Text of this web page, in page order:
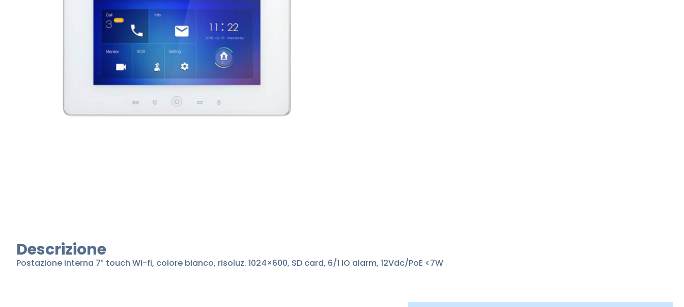
Descrizione
Postazione interna 7″ touch Wi-fi, colore bianco, risoluz. 1024×600, SD card, 6/1 IO alarm, 12Vdc/PoE <7W